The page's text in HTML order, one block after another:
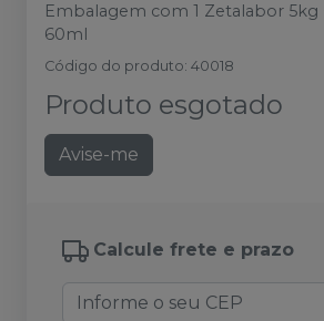
Embalagem com 1 Zetalabor 5kg
60ml
Código do produto: 40018
Produto esgotado
Avise-me
Calcule frete e prazo